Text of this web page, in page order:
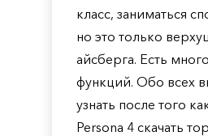
класс, заниматься
но это только
айсберга. Есть
функций. Обо всех
узнать после того
Persona 4 скачать